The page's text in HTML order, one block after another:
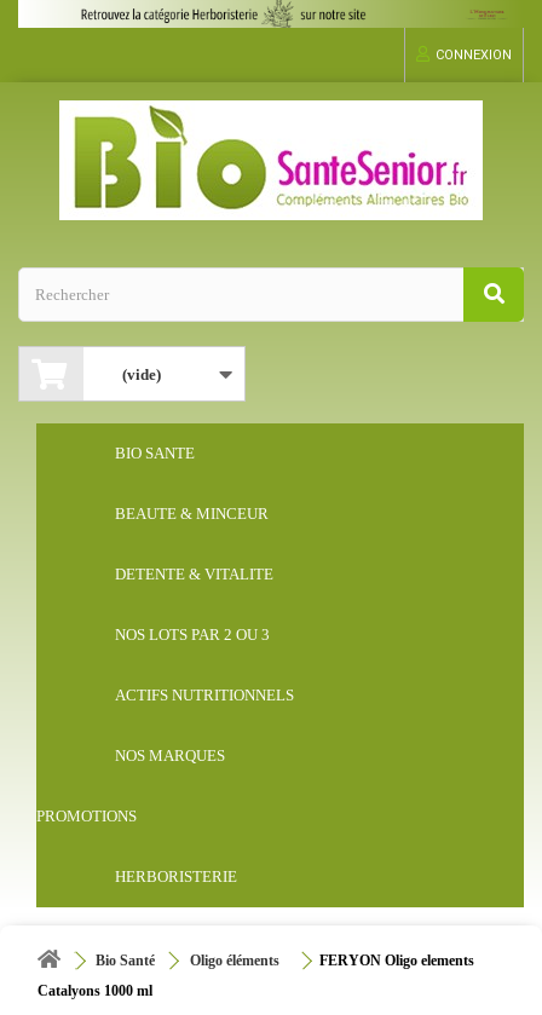
CONNEXION
(vide)
BIO SANTE
BEAUTE & MINCEUR
DETENTE & VITALITE
NOS LOTS PAR 2 OU 3
ACTIFS NUTRITIONNELS
NOS MARQUES
PROMOTIONS
HERBORISTERIE
Bio Santé Oligo éléments
FERYON Oligo elements
Catalyons 1000 ml